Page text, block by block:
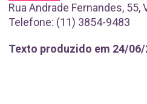
Rua Andrade Fernandes, 55,
Telefone: (11) 3854-9483
Texto produzido em 24/06/